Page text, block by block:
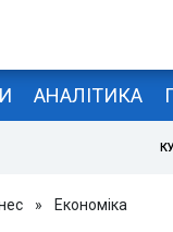
АНАЛІТИКА
» Економіка